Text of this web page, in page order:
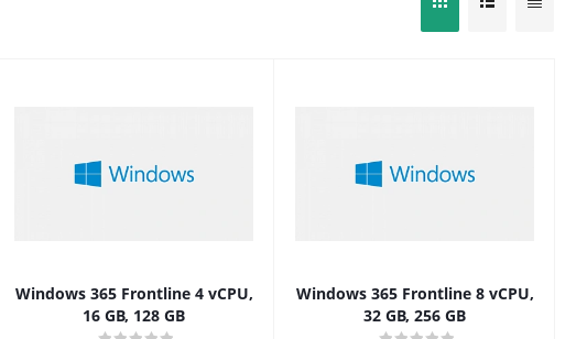
Windows 365 Frontline 4 vCPU,
16 GB, 128 GB
Windows 365 Frontline 8 vCPU,
32 GB, 256 GB